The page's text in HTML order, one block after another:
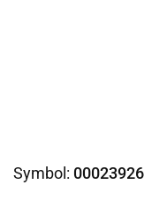
Symbol: 00023926